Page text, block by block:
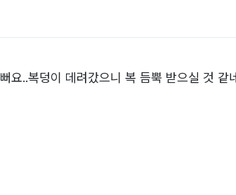
요..복덩이 데려갔으니 복 듬뿍 받으실 것 같